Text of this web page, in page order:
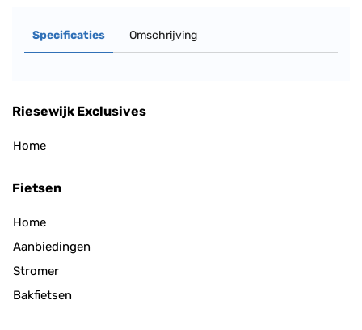
Specificaties Omschrijving
Riesewijk Exclusives
Home
Fietsen
Home
Aanbiedingen
Stromer
Bakfietsen